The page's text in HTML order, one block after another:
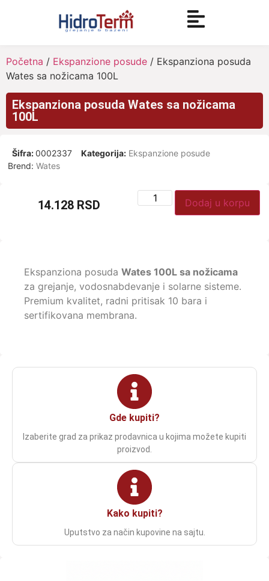
Početna / Ekspanzione posude / Ekspanziona posuda
Wates sa nožicama 100L
Ekspanziona posuda Wates sa nožicama
100L
Šifra:0002337 Kategorija: Ekspanzione posude
Brend: Wates
14.128 RSD Dodaj u korpu
Ekspanziona posuda Wates 100L sa nožicama
za grejanje, vodosnabdevanje i solarne sisteme.
Premium kvalitet, radni pritisak 10 bara i
sertifikovana membrana.
Gde kupiti?
Izaberite grad za prikaz prodavnica u kojima možete kupiti
proizvod.
Kako kupiti?
Uputstvo za način kupovine na sajtu.